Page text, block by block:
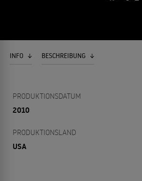
INFO BESCHREIBUNG
PRODUKTIONSDATUM
2010
PRODUKTIONSLAND
USA